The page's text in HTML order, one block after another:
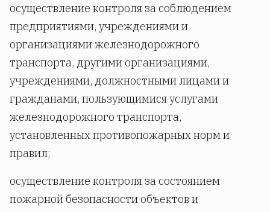
осуществление контроля за соблюдением
предприятиями, учреждениями и
организациями железнодорожного
транспорта, другими организациями,
учреждениями, должностными лицами и
гражданами, пользующимися услугами
железнодорожного транспорта,
установленных противопожарных норм и
правил;
осуществление контроля за состоянием
пожарной безопасности объектов и